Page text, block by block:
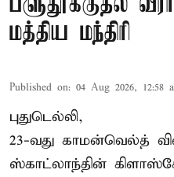
மத்திய மந்திரி
Published on: 04 Aug 2026, 12:58
புதுடெல்லி,
23-வது காமன்வெல்த்
ஸ்காட்லாந்தின்